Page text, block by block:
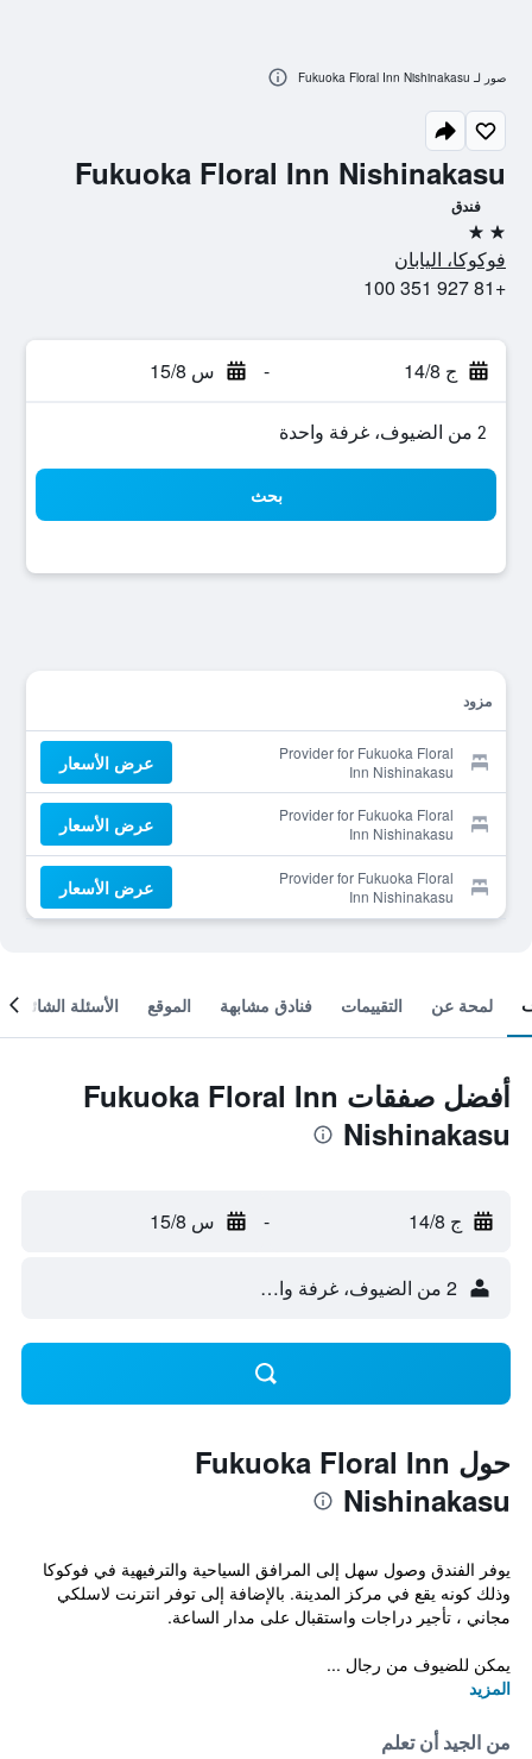
Fukuoka Floral Inn Nishinakasu
فندق
2 نجمتين
فوكوكا، اليابان
+81 927 351 100
ج 14/8 - س 15/8
2 من الضيوف، غرفة واحدة
بحث
مزود
Provider for Fukuoka Floral
Inn Nishinakasu
عرض الأسعار
Provider for Fukuoka Floral
Inn Nishinakasu
عرض الأسعار
Provider for Fukuoka Floral
Inn Nishinakasu
عرض الأسعار
صور لـ Fukuoka Floral Inn Nishinakasu
لمحة عن التقييمات فنادق مشابهة الموقع الأسئلة الشائعة
أفضل صفقات Fukuoka Floral Inn
Nishinakasu
ج 14/8 - س 15/8
2 من الضيوف، غرفة واحدة
حول Fukuoka Floral Inn
Nishinakasu
يوفر الفندق وصول سهل إلى المرافق السياحية والترفيهية في فوكوكا
وذلك كونه يقع في مركز المدينة. بالإضافة إلى توفر انترنت لاسلكي
مجاني ، تأجير دراجات واستقبال على مدار الساعة.
يمكن للضيوف من رجال ...
المزيد
من الجيد أن تعلم